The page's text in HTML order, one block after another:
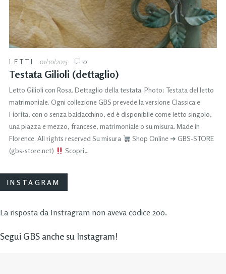
LETTI 01/10/2015 0
Testata Gilioli (dettaglio)
Letto Gilioli con Rosa. Dettaglio della testata. Photo: Testata del letto
matrimoniale. Ogni collezione GBS prevede la versione Classica e
Fiorita, con o senza baldacchino, ed è disponibile come letto singolo,
una piazza e mezzo, francese, matrimoniale o su misura. Made in
Florence. All rights reserved Su misura
Shop Online ➜ GBS-STORE
(gbs-store.net)
Scopri…
INSTAGRAM
La risposta da Instragram non aveva codice 200.
Segui GBS anche su Instagram!